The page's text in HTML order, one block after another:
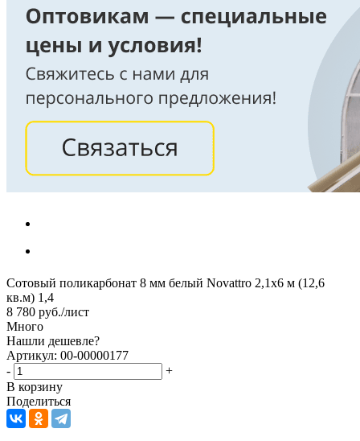
Сотовый поликарбонат 8 мм белый Novattro 2,1х6 м (12,6
кв.м) 1,4
8 780 руб./лист
Много
Нашли дешевле?
Артикул: 00-00000177
-
+
В корзину
Поделиться